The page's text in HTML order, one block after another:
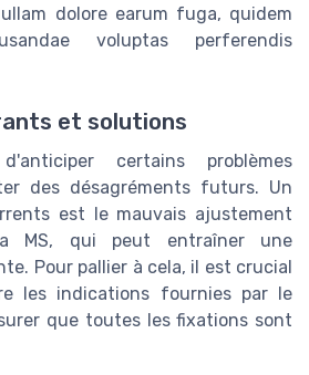
dolore earum fuga, quidem
voluptas perferendis
et solutions
certains problèmes
des désagréments futurs. Un
est le mauvais ajustement
MS, qui peut entraîner une
Pour pallier à cela, il est crucial
les indications fournies par le
que toutes les fixations sont